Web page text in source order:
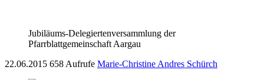
Jubiläums-Delegiertenversammlung der
Pfarrblattgemeinschaft Aargau
22.06.2015 658 Aufrufe Marie-Christine Andres Schürch